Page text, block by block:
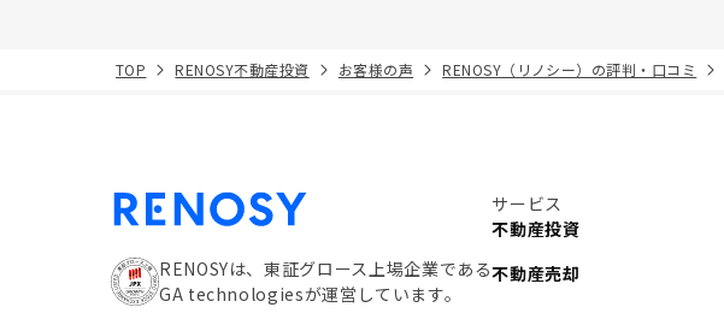
TOP RENOSY不動産投資 お客様の声 RENOSY（リノシー）の評判・口コミ
RENOSYは、東証グロース上場企業である
GA technologiesが運営しています。
サービス
不動産投資
不動産売却